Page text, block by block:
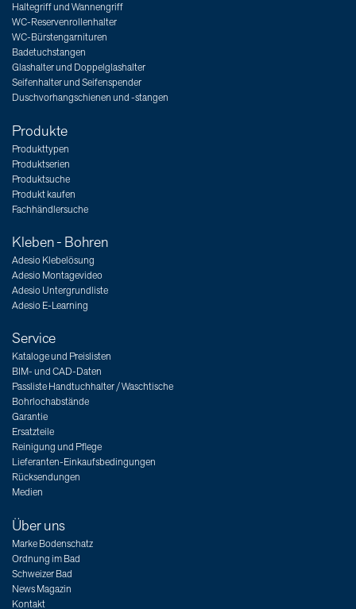
Haltegriff und Wannengriff
WC-Reservenrollenhalter
WC-Bürstengarnituren
Badetuchstangen
Glashalter und Doppelglashalter
Seifenhalter und Seifenspender
Duschvorhangschienen und -stangen
Produkte
Produkttypen
Produktserien
Produktsuche
Produkt kaufen
Fachhändlersuche
Kleben - Bohren
Adesio Klebelösung
Adesio Montagevideo
Adesio Untergrundliste
Adesio E-Learning
Service
Kataloge und Preislisten
BIM- und CAD-Daten
Passliste Handtuchhalter / Waschtische
Bohrlochabstände
Garantie
Ersatzteile
Reinigung und Pflege
Lieferanten-Einkaufsbedingungen
Rücksendungen
Medien
Über uns
Marke Bodenschatz
Ordnung im Bad
Schweizer Bad
News Magazin
Kontakt